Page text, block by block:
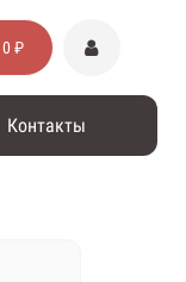
0 ₽
Контакты